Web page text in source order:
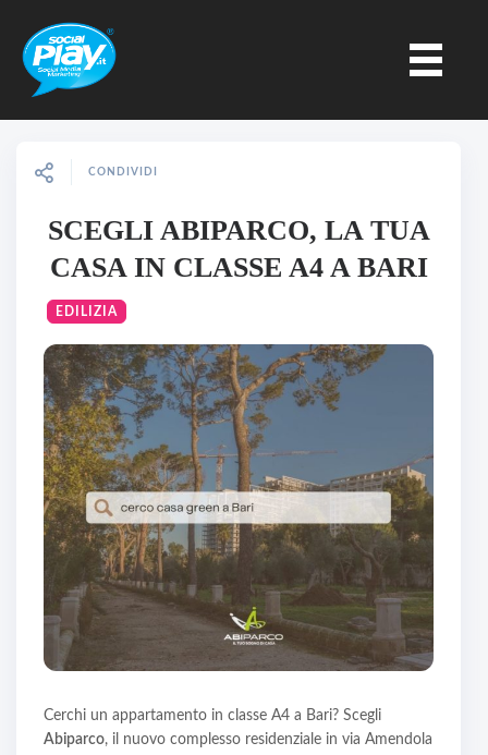
CONDIVIDI
SCEGLI ABIPARCO, LA TUA
CASA IN CLASSE A4 A BARI
EDILIZIA
Cerchi un appartamento in classe A4 a Bari? Scegli
Abiparco, il nuovo complesso residenziale in via Amendola